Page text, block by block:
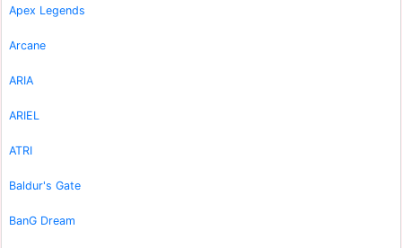
Apex Legends
Arcane
ARIA
ARIEL
ATRI
Baldur's Gate
BanG Dream